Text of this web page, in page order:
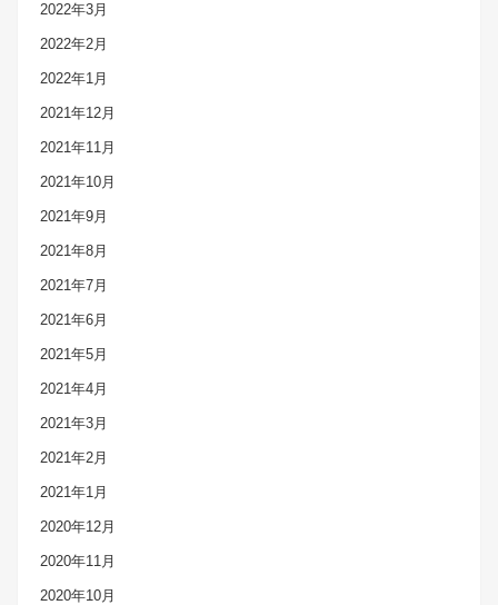
2022年3月
2022年2月
2022年1月
2021年12月
2021年11月
2021年10月
2021年9月
2021年8月
2021年7月
2021年6月
2021年5月
2021年4月
2021年3月
2021年2月
2021年1月
2020年12月
2020年11月
2020年10月